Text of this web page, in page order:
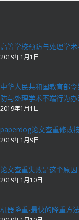
高等学校预防与处理学
2019年1月1日
中华人民共和国教育部
防与处理学术不端行为办
2019年1月1日
paperdog论文查重修改
2019年1月9日
论文查重失败是这个原因
2019年1月10日
机器降重-最快的降重方法